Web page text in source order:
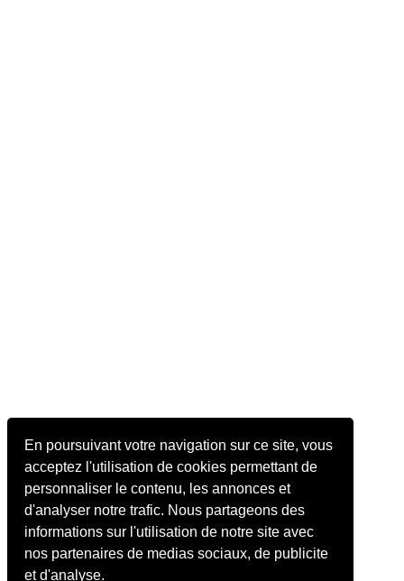
En poursuivant votre navigation sur ce site, vous
acceptez l'utilisation de cookies permettant de
personnaliser le contenu, les annonces et
d'analyser notre trafic. Nous partageons des
informations sur l'utilisation de notre site avec
nos partenaires de medias sociaux, de publicite
et d'analyse.